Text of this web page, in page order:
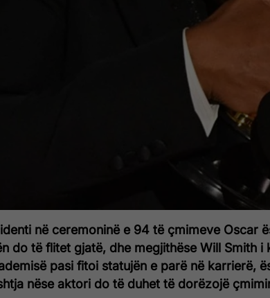
në ceremoninë e 94 të çmimeve Oscar
do të flitet gjatë, dhe megjithëse Will Smith i
pasi fitoi statujën e parë në karrierë,
nëse aktori do të duhet të dorëzojë